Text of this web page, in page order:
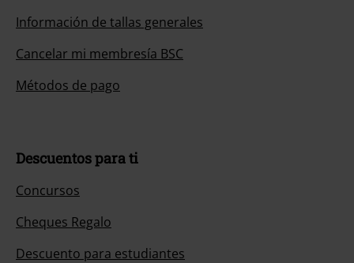
Información de tallas generales
Cancelar mi membresía BSC
Métodos de pago
Descuentos para ti
Concursos
Cheques Regalo
Descuento para estudiantes